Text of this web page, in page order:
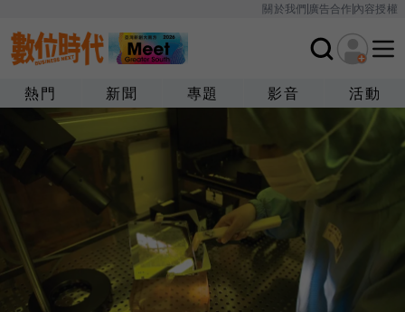
關於我們廣告合作內容授權
熱門 新聞 專題 影音 活動